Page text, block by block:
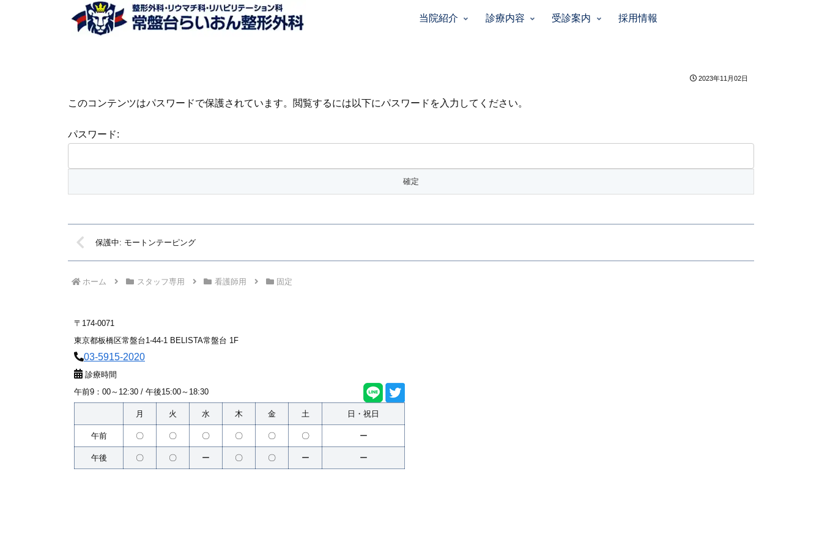
当院紹介 診療内容 受診案内 採用情報
2023年11月02日
このコンテンツはパスワードで保護されています。閲覧するには以下にパスワードを入力してください。
パスワード:
保護中: モートンテーピング
ホーム スタッフ専用 看護師用 固定
〒174-0071
東京都板橋区常盤台1-44-1 BELISTA常盤台 1F
03-5915-2020
診療時間
午前9：00～12:30 / 午後15:00～18:30
月 火 水 木 金 土 日・祝日
午前 〇 〇 〇 〇 〇 〇 ー
午後 〇 〇 ー 〇 〇 ー ー